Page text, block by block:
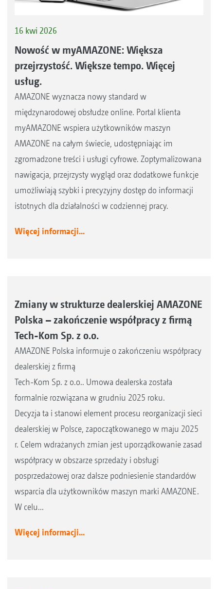
16 kwi 2026
Nowość w myAMAZONE: Większa
przejrzystość. Większe tempo. Więcej
usług.
AMAZONE wyznacza nowy standard w
międzynarodowej obsłudze online. Portal klienta
myAMAZONE wspiera użytkowników maszyn
AMAZONE na całym świecie, udostępniając im
zgromadzone treści i usługi cyfrowe. Zoptymalizowana
nawigacja, przejrzysty wygląd oraz dodatkowe funkcje
umożliwiają szybki i precyzyjny dostęp do informacji
istotnych dla działalności w codziennej pracy.
Więcej informacji...
Zmiany w strukturze dealerskiej AMAZONE
Polska – zakończenie współpracy z firmą
Tech-Kom Sp. z o.o.
AMAZONE Polska informuje o zakończeniu współpracy
dealerskiej z firmą
Tech-Kom Sp. z o.o.. Umowa dealerska została
formalnie rozwiązana w grudniu 2025 roku.
Decyzja ta i stanowi element procesu reorganizacji sieci
dealerskiej w Polsce, zapoczątkowanego w maju 2025
r. Celem wdrażanych zmian jest uporządkowanie zasad
współpracy w obszarze sprzedaży i obsługi
posprzedażowej oraz dalsze podniesienie standardów
wsparcia dla użytkowników maszyn marki AMAZONE.
W celu...
Więcej informacji...